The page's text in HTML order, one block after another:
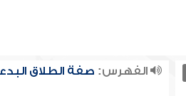
الفهرس: صفة الطلاق